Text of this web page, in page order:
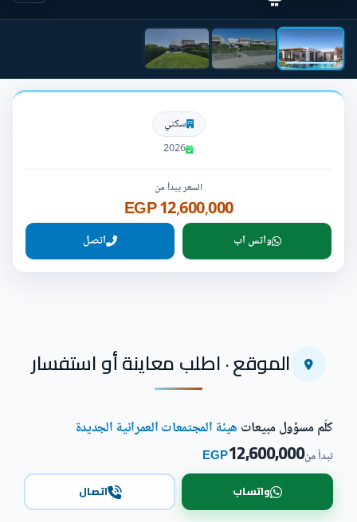
سكني
2026
السعر يبدأ من
12,600,000 EGP
واتس اب اتصل
الموقع · اطلب معاينة أو استفسار
كلّم مسؤول مبيعات هيئة المجتمعات العمرانية الجديدة
تبدأ من12,600,000
EGP
واتساب اتصال